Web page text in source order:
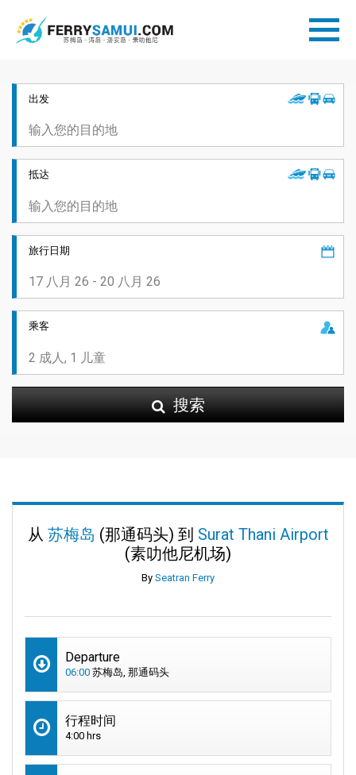
出发
抵达
旅行日期
乘客
搜索
从 苏梅岛 (那通码头) 到 Surat Thani Airport
(素叻他尼机场)
By Seatran Ferry
Departure
06:00 苏梅岛, 那通码头
行程时间
4:00 hrs